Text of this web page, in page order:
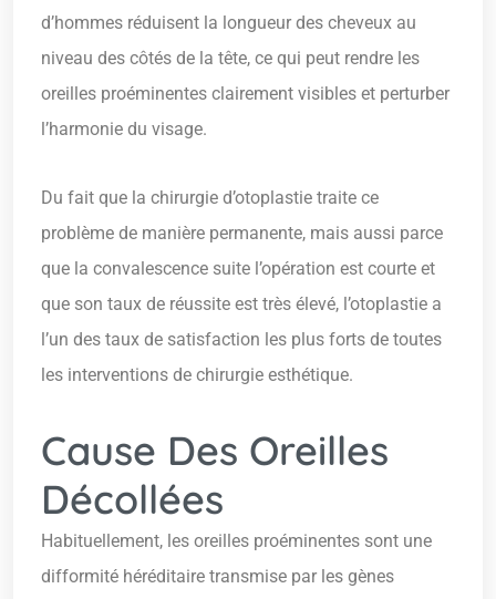
d’hommes réduisent la longueur des cheveux au
niveau des côtés de la tête, ce qui peut rendre les
oreilles proéminentes clairement visibles et perturber
l’harmonie du visage.
Du fait que la chirurgie d’otoplastie traite ce
problème de manière permanente, mais aussi parce
que la convalescence suite l’opération est courte et
que son taux de réussite est très élevé, l’otoplastie a
l’un des taux de satisfaction les plus forts de toutes
les interventions de chirurgie esthétique.
Cause Des Oreilles
Décollées
Habituellement, les oreilles proéminentes sont une
difformité héréditaire transmise par les gènes